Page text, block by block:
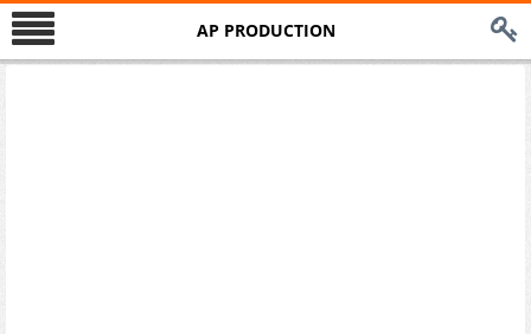
AP PRODUCTION